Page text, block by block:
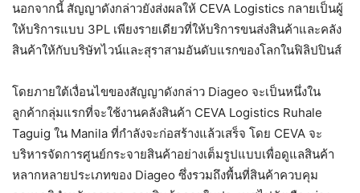
นอกจากนี้ สัญญาดังกล่าวยังส่งผลให้ CEVA Logistics กลายเป็นผู้
ให้บริการแบบ 3PL เพียงรายเดียวที่ให้บริการขนส่งสินค้าและคลัง
สินค้าให้กับบริษัทไวน์และสุราสามอันดับแรกของโลกในฟิลิปปินส์
โดยภายใต้เงื่อนไขของสัญญาดังกล่าว Diageo จะเป็นหนึ่งใน
ลูกค้ากลุ่มแรกที่จะใช้งานคลังสินค้า CEVA Logistics Ruhale
Taguig ใน Manila ที่กำลังจะก่อสร้างแล้วเสร็จ โดย CEVA จะ
บริหารจัดการศูนย์กระจายสินค้าอย่างเต็มรูปแบบเพื่อดูแลสินค้า
หลากหลายประเภทของ Diageo ซึ่งรวมถึงพื้นที่สินค้าควบคุม